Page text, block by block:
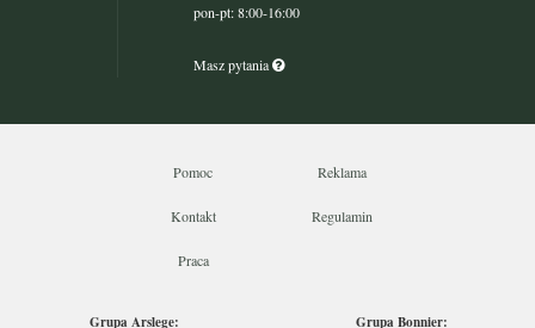
pon-pt: 8:00-16:00
Masz pytania
Pomoc Reklama
Kontakt Regulamin
Praca
Grupa Arslege: Grupa Bonnier: